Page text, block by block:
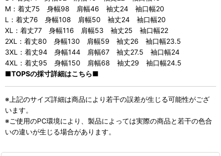
M：着丈75 身幅98 肩幅46 袖丈24 袖口幅20
L：着丈76 身幅108 肩幅50 袖丈24 袖口幅20
XL：着丈77 身幅116 肩幅53 袖丈25 袖口幅22
2XL：着丈80 身幅130 肩幅59 袖丈26 袖口幅23.5
3XL：着丈94 身幅144 肩幅67 袖丈27.5 袖口幅24
4XL：着丈95 身幅150 肩幅68 袖丈29 袖口幅24.5
■TOPSの採寸詳細はこちら■
※上記のサイズ詳細は商品により若干の誤差が生じる可能性がござ
います。
※ご使用のPC環境により、製品によっては実際の商品と若干の色合
いの違いが生じる場合があります。